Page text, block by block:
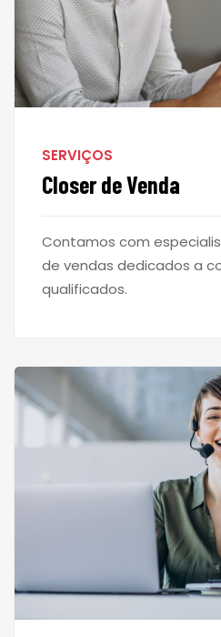
SERVIÇOS
Closer de Venda
Contamos com
de vendas dedicados a
qualificados.